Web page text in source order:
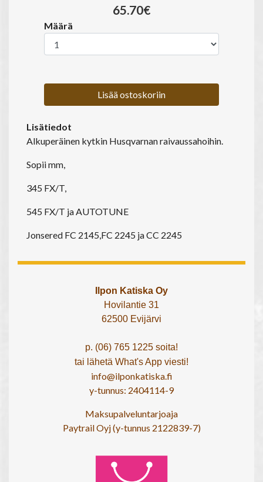
65.70€
Määrä
Lisää ostoskoriin
Lisätiedot
Alkuperäinen kytkin Husqvarnan raivaussahoihin.
Sopii mm,
345 FX/T,
545 FX/T ja AUTOTUNE
Jonsered FC 2145,FC 2245 ja CC 2245
Ilpon Katiska Oy
Hovilantie 31
62500 Evijärvi
p. (06) 765 1225 soita!
tai lähetä What's App viesti!
info@ilponkatiska.fi
y-tunnus: 2404114-9
Maksupalveluntarjoaja
Paytrail Oyj (y-tunnus 2122839-7)